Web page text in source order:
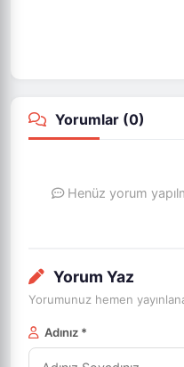
Yorumlar (0)
Henüz yorum
Yorum Yaz
Yorumunuz hemen
Adınız *